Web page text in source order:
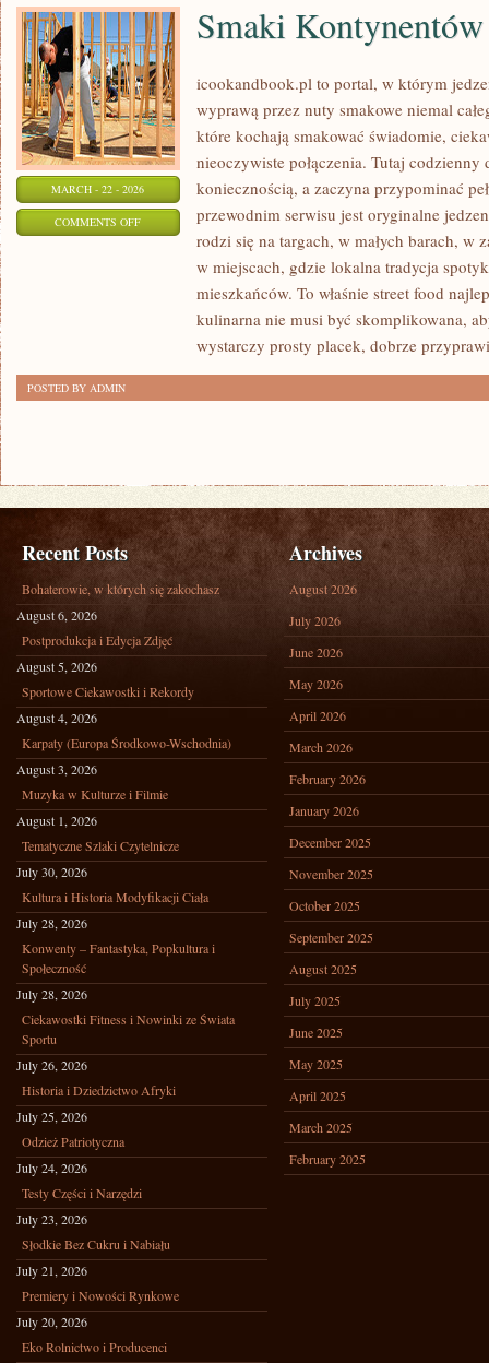
MARCH - 22 - 2026
COMMENTS OFFON
KONTYNENTÓW
Smaki Kontynentów
icookandbook.pl to portal, w którym
wyprawą przez nuty smakowe niemal
które kochają smakować świadomie,
nieoczywiste połączenia. Tutaj codzienny
koniecznością, a zaczyna przypominać
przewodnim serwisu jest oryginalne
rodzi się na targach, w małych barach, w
w miejscach, gdzie lokalna tradycja
mieszkańców. To właśnie street food
kulinarna nie musi być skomplikowana,
wystarczy prosty placek, dobrze
POSTED BY ADMIN
Recent Posts
Bohaterowie, w których się zakochasz
August 6, 2026
Postprodukcja i Edycja Zdjęć
August 5, 2026
Sportowe Ciekawostki i Rekordy
August 4, 2026
Karpaty (Europa Środkowo-Wschodnia)
August 3, 2026
Muzyka w Kulturze i Filmie
August 1, 2026
Tematyczne Szlaki Czytelnicze
July 30, 2026
Kultura i Historia Modyfikacji Ciała
July 28, 2026
Konwenty – Fantastyka, Popkultura i
Społeczność
July 28, 2026
Ciekawostki Fitness i Nowinki ze Świata
Sportu
July 26, 2026
Historia i Dziedzictwo Afryki
July 25, 2026
Odzież Patriotyczna
July 24, 2026
Testy Części i Narzędzi
July 23, 2026
Słodkie Bez Cukru i Nabiału
July 21, 2026
Premiery i Nowości Rynkowe
July 20, 2026
Eko Rolnictwo i Producenci
Archives
August 2026
July 2026
June 2026
May 2026
April 2026
March 2026
February 2026
January 2026
December 2025
November 2025
October 2025
September 2025
August 2025
July 2025
June 2025
May 2025
April 2025
March 2025
February 2025